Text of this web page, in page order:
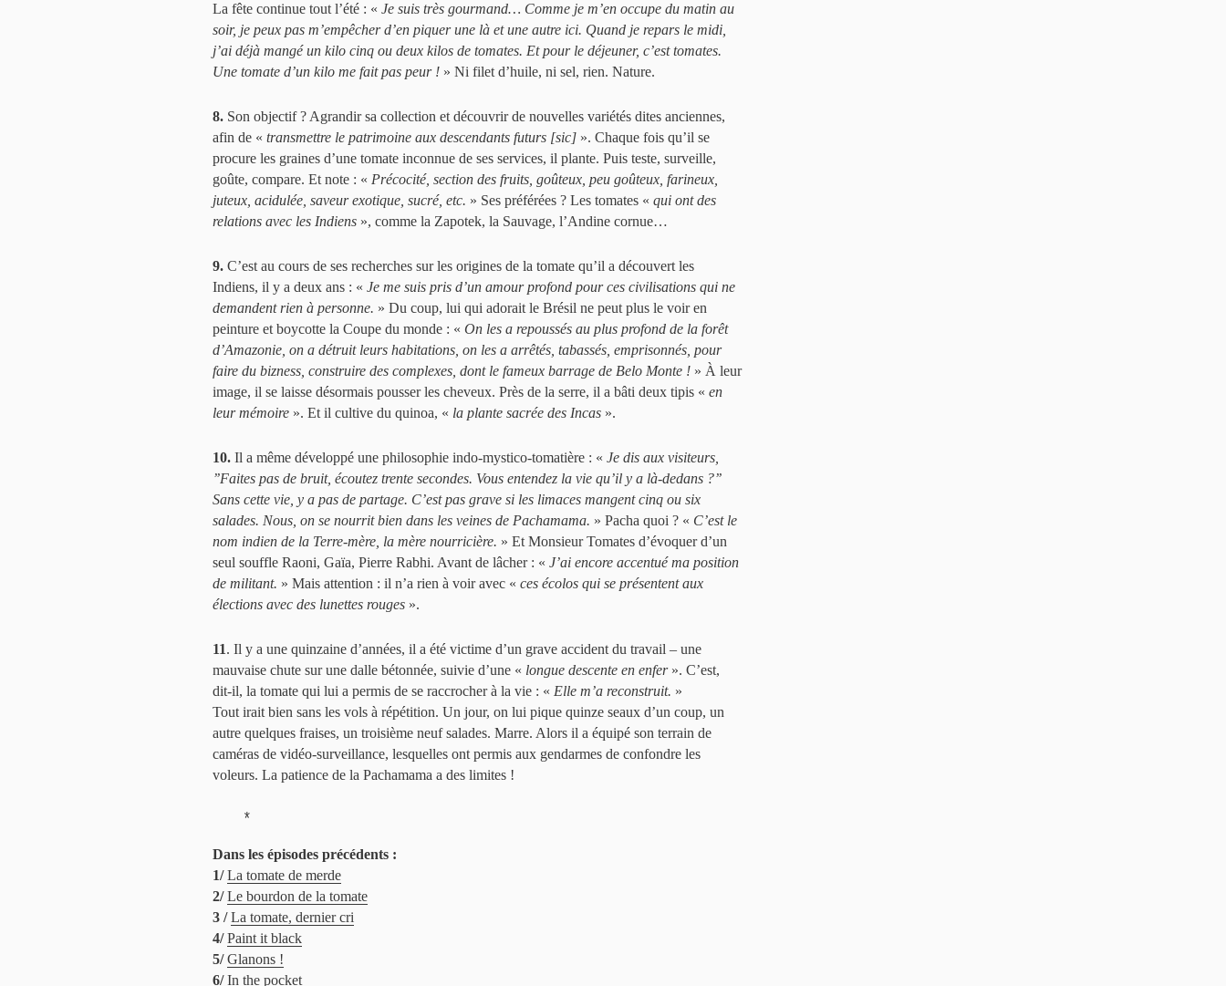
La fête continue tout l’été : « Je suis très gourmand… Comme je m’en occupe du matin au
soir, je peux pas m’empêcher d’en piquer une là et une autre ici. Quand je repars le midi,
j’ai déjà mangé un kilo cinq ou deux kilos de tomates. Et pour le déjeuner, c’est tomates.
Une tomate d’un kilo me fait pas peur ! » Ni filet d’huile, ni sel, rien. Nature.
8. Son objectif ? Agrandir sa collection et découvrir de nouvelles variétés dites anciennes,
afin de « transmettre le patrimoine aux descendants futurs [sic] ». Chaque fois qu’il se
procure les graines d’une tomate inconnue de ses services, il plante. Puis teste, surveille,
goûte, compare. Et note : « Précocité, section des fruits, goûteux, peu goûteux, farineux,
juteux, acidulée, saveur exotique, sucré, etc. » Ses préférées ? Les tomates « qui ont des
relations avec les Indiens », comme la Zapotek, la Sauvage, l’Andine cornue…
9. C’est au cours de ses recherches sur les origines de la tomate qu’il a découvert les
Indiens, il y a deux ans : « Je me suis pris d’un amour profond pour ces civilisations qui ne
demandent rien à personne. » Du coup, lui qui adorait le Brésil ne peut plus le voir en
peinture et boycotte la Coupe du monde : « On les a repoussés au plus profond de la forêt
d’Amazonie, on a détruit leurs habitations, on les a arrêtés, tabassés, emprisonnés, pour
faire du bizness, construire des complexes, dont le fameux barrage de Belo Monte ! » À leur
image, il se laisse désormais pousser les cheveux. Près de la serre, il a bâti deux tipis « en
leur mémoire ». Et il cultive du quinoa, « la plante sacrée des Incas ».
10. Il a même développé une philosophie indo-mystico-tomatière : « Je dis aux visiteurs,
’’Faites pas de bruit, écoutez trente secondes. Vous entendez la vie qu’il y a là-dedans ?’’
Sans cette vie, y a pas de partage. C’est pas grave si les limaces mangent cinq ou six
salades. Nous, on se nourrit bien dans les veines de Pachamama. » Pacha quoi ? « C’est le
nom indien de la Terre-mère, la mère nourricière. » Et Monsieur Tomates d’évoquer d’un
seul souffle Raoni, Gaïa, Pierre Rabhi. Avant de lâcher : « J’ai encore accentué ma position
de militant. » Mais attention : il n’a rien à voir avec « ces écolos qui se présentent aux
élections avec des lunettes rouges ».
11. Il y a une quinzaine d’années, il a été victime d’un grave accident du travail – une
mauvaise chute sur une dalle bétonnée, suivie d’une « longue descente en enfer». C’est,
dit-il, la tomate qui lui a permis de se raccrocher à la vie : « Elle m’a reconstruit. »
Tout irait bien sans les vols à répétition. Un jour, on lui pique quinze seaux d’un coup, un
autre quelques fraises, un troisième neuf salades. Marre. Alors il a équipé son terrain de
caméras de vidéo-surveillance, lesquelles ont permis aux gendarmes de confondre les
voleurs. La patience de la Pachamama a des limites !
*
Dans les épisodes précédents :
1/ La tomate de merde
2/ Le bourdon de la tomate
3 / La tomate, dernier cri
4/ Paint it black
5/ Glanons !
6/ In the pocket